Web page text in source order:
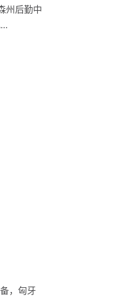
州后勤中
，匈牙